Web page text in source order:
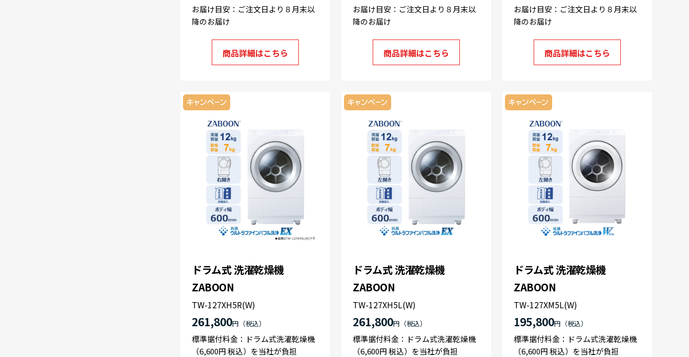
お届け目安：ご注文日より８月末以
降のお届け
商品詳細はこちら
お届け目安：ご注文日より８月末以
降のお届け
商品詳細はこちら
お届け目安：ご注文日より８月末以
降のお届け
商品詳細はこちら
ドラム式 洗濯乾燥機
ZABOON
TW-127XH5R(W)
261,800円
標準据付料金：ドラム式洗濯乾燥機
（6,600円 税込）を当社が負担
ドラム式 洗濯乾燥機
ZABOON
TW-127XH5L(W)
261,800円
標準据付料金：ドラム式洗濯乾燥機
（6,600円 税込）を当社が負担
ドラム式 洗濯乾燥機
ZABOON
TW-127XM5L(W)
195,800円
標準据付料金：ドラム式洗濯乾燥機
（6,600円 税込）を当社が負担